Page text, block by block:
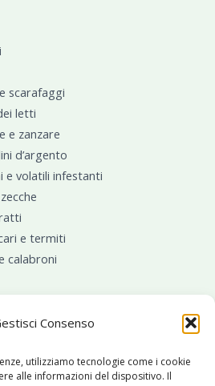
Consenso
utilizziamo tecnologie come i cookie
alle informazioni del dispositivo. Il
scarafaggi
letti
e zanzare
d’argento
e volatili infestanti
e termiti
calabroni